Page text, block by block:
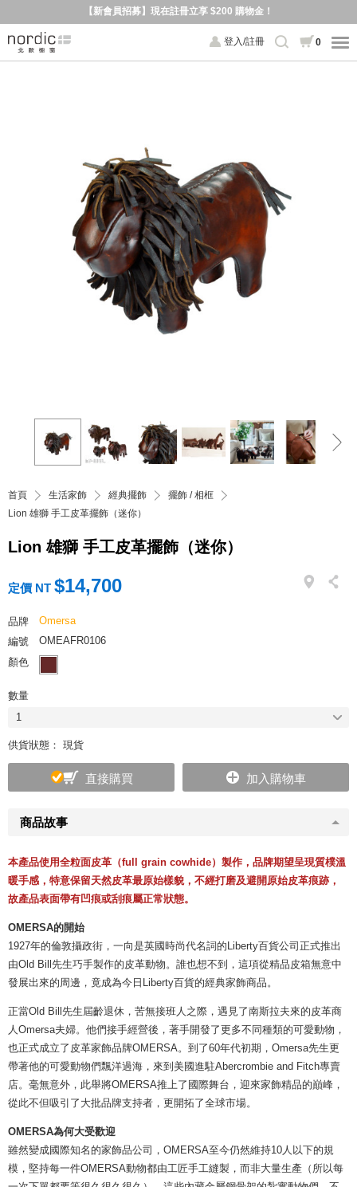
【新會員招募】現在註冊立享 $200 購物金！
登入/註冊 0
首頁 生活家飾 經典擺飾
擺飾 / 相框
Lion 雄獅 手工皮革擺飾（迷你）
Lion 雄獅 手工皮革擺飾（迷你）
商品故事
本產品使用全粒面皮革（full grain cowhide） 製作，品牌期望呈現質樸溫
暖手感，特意保留天然皮革最原始樣貌，不經打磨及避開原始皮革痕跡，
故產品表面帶有凹痕或刮痕屬正常狀態。
OMERSA的開始
1927年的倫敦攝政街，一向是英國時尚代名詞的Liberty百貨公司正式推出
由Old Bill先生巧手製作的皮革動物。誰也想不到，這項從精品皮箱無意中
發展出來的周邊，竟成為今日Liberty百貨的經典家飾商品。
正當Old Bill先生屆齡退休，苦無接班人之際，遇見了南斯拉夫來的皮革商
人Omersa夫婦。他們接手經營後，著手開發了更多不同種類的可愛動物，
也正式成立了皮革家飾品牌OMERSA。到了60年代初期，Omersa先生更
帶著他的可愛動物們飄洋過海，來到美國進駐Abercrombie and Fitch專賣
店。毫無意外，此舉將OMERSA推上了國際舞台，迎來家飾精品的巔峰，
從此不但吸引了大批品牌支持者，更開拓了全球市場。
OMERSA為何大受歡迎
雖然變成國際知名的家飾品公司，OMERSA至今仍然維持10人以下的規
模，堅持每一件OMERSA動物都由工匠手工縫製，而非大量生產（所以每
定價 NT $14,700
品牌
Omersa
編號
OMEAFR0106
顏色
數量
1
供貨狀態： 現貨
直接購買 加入購物車